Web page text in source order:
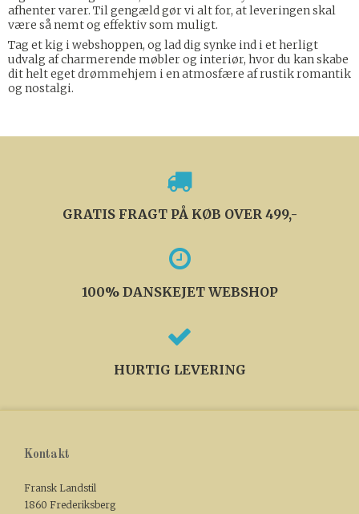
afhenter varer. Til gengæld gør vi alt for, at leveringen skal
være så nemt og effektiv som muligt.
Tag et kig i webshoppen, og lad dig synke ind i et herligt
udvalg af charmerende møbler og interiør, hvor du kan skabe
dit helt eget drømmehjem i en atmosfære af rustik romantik
og nostalgi.
GRATIS FRAGT PÅ KØB OVER 499,-
100% DANSKEJET WEBSHOP
HURTIG LEVERING
Kontakt
Fransk Landstil
1860 Frederiksberg